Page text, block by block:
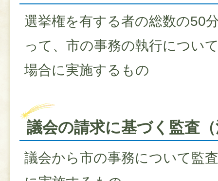
選挙権を有する者の総数の50
って、市の事務の執行につい
場合に実施するもの
議会の請求に基づく監査
議会から市の事務について監